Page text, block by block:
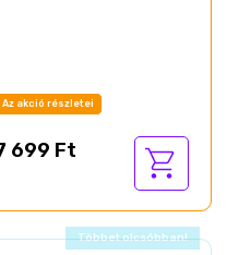
Az akció részletei
699 Ft
Ajándék akció!